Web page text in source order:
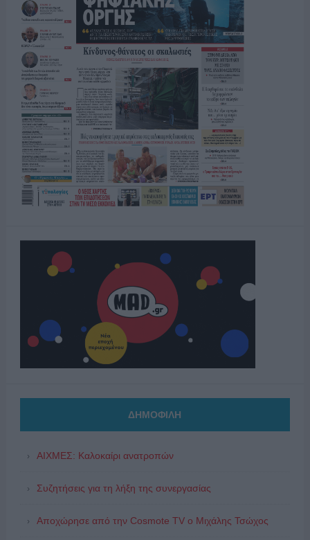
ΔΗΜΟΦΙΛΗ
ΑΙΧΜΕΣ: Καλοκαίρι ανατροπών
Συζητήσεις για τη λήξη της συνεργασίας
Αποχώρησε από την Cosmote TV o Μιχάλης Τσώχος